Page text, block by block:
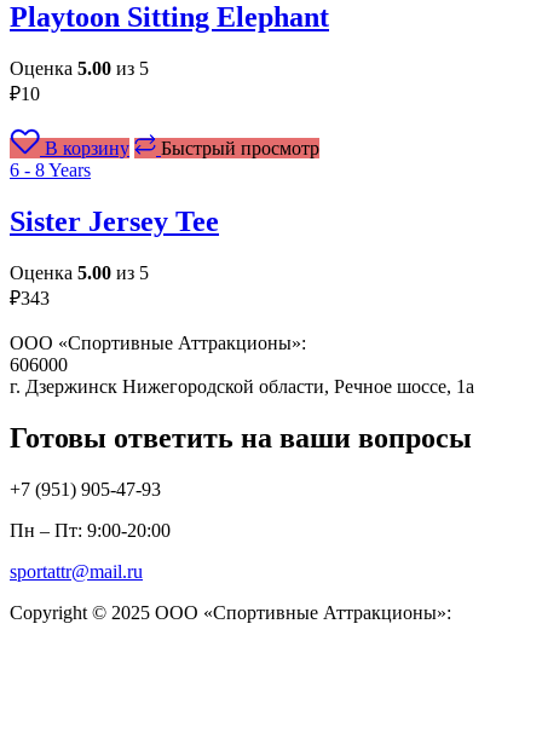
Playtoon Sitting Elephant
Оценка 5.00 из 5
₽10
В корзину
Быстрый просмотр
6 - 8 Years
Sister Jersey Tee
Оценка 5.00 из 5
₽343
ООО «Спортивные Аттракционы»:
606000
г. Дзержинск Нижегородской области, Речное шоссе, 1а
Готовы ответить на ваши вопросы
+7 (951) 905-47-93
Пн – Пт: 9:00-20:00
sportattr@mail.ru
Copyright © 2025 ООО «Спортивные Аттракционы»: